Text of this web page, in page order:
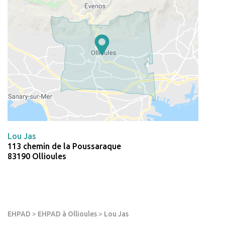
EHPAD > EHPAD à Ollioules > Lou Jas
Lou Jas
113 chemin de la Poussaraque
83190 Ollioules